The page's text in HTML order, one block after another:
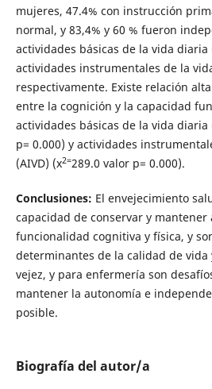
mujeres, 47.4% con instrucción
normal, y 83,4% y 60 % fueron
actividades básicas de la vida diaria
actividades instrumentales de la
respectivamente. Existe relación
entre la cognición y la capacidad
actividades básicas de la vida diaria
p= 0.000) y actividades
(AIVD) (x2=289.0 valor p= 0.000).
Conclusiones: El envejecimiento
capacidad de conservar y mantener
funcionalidad cognitiva y física, y
determinantes de la calidad de vida
vejez, y para enfermería son
mantener la autonomía e
posible.
Biografía del autor/a